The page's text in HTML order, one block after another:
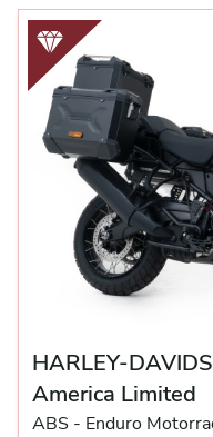
HARLEY-
America Limited
ABS - Enduro